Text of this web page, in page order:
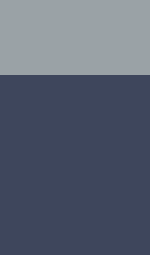
werden
und
Daten